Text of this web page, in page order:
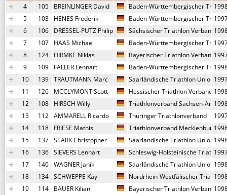
4
105 BREINLINGER David Baden-Württembergischer
5
103 HENES Frederik Baden-Württembergischer
6
106 DRESSEL-PUTZ Philipp Sächsischer Triathlon Verband
7
107 HAAS Michael Baden-Württembergischer
8
124 HIRMKE Niklas Bayerischer Triathlon Verband
9
109 FALLER Lennart Baden-Württembergischer
10
139 TRAUTMANN Marc Saarländische Triathlon Union
11
126 MCCLYMONT Scott - Marc Hessischer Triathlon Verband
12
108 HIRSCH Willy Triathlonverband Sachsen-Anhalt
13
112 AMMARELL Ricardo Thüringer Triathlonverband
14
118 FRIESE Mathis Triathlonverband Mecklenburg-
15
137 STARK Christopher Saarländische Triathlon Union
16
136 SIEVERS Lennart Schleswig-Holsteinische
17
140 WAGNER Janik Saarländische Triathlon Union
18
134 SCHWEPPE Kay Nordrhein-Westfälischer Triathlon
19
114 BAUER Kilian Bayerischer Triathlon Verband